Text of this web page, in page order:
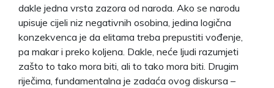
dakle jedna vrsta zazora od naroda. Ako se narodu
upisuje cijeli niz negativnih osobina, jedina logična
konzekvenca je da elitama treba prepustiti vođenje,
pa makar i preko koljena. Dakle, neće ljudi razumjeti
zašto to tako mora biti, ali to tako mora biti. Drugim
riječima, fundamentalna je zadaća ovog diskursa –